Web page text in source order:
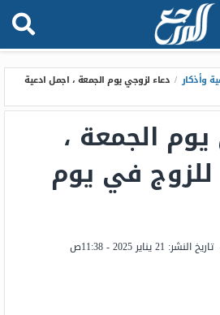
وأذكار / دعاء لزوجي يوم الجمعة ، اجمل ادعية
الجمعة ،
للزوج في يوم
تاريخ النشر: 21 يناير 2025 - 11:38ص